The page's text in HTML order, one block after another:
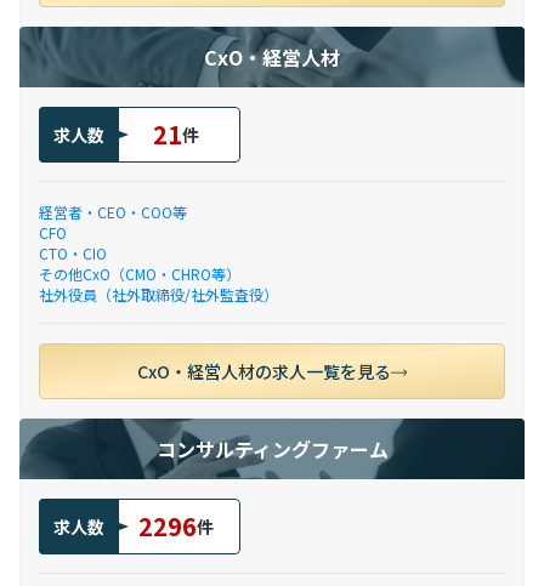
CxO・経営人材
求人数 21件
経営者・CEO・COO等
CFO
CTO・CIO
その他CxO（CMO・CHRO等）
社外役員（社外取締役/社外監査役）
CxO・経営人材の求人一覧を見る
コンサルティングファーム
求人数 2296件